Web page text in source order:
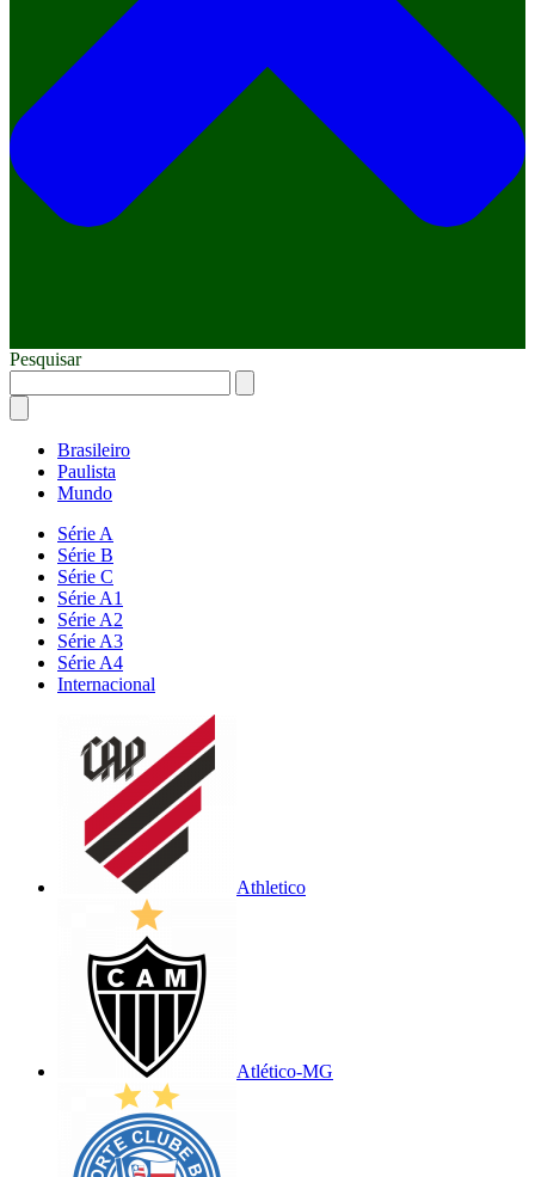
Pesquisar
Brasileiro
Paulista
Mundo
Série A
Série B
Série C
Série A1
Série A2
Série A3
Série A4
Internacional
Athletico
Atlético-MG